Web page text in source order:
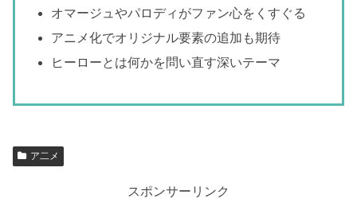
オマージュやパロディがファン心をくすぐる
アニメ化でオリジナル要素の追加も期待
ヒーローとは何かを問い直す深いテーマ
ア二メ
スポンサーリンク